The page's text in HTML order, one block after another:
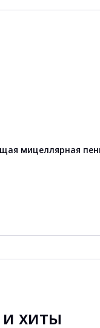
мицеллярная
хиты